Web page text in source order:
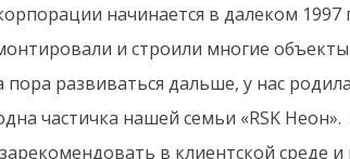
начинается в далеком
и строили многие
развиваться дальше, у нас
частичка нашей семьи «RSK Неон».
в клиентской среде